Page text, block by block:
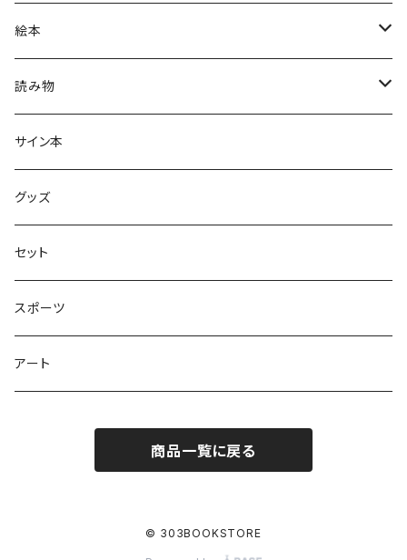
絵本
グラニフのえほん
大人の絵本
学びの絵本
読み物
ホントのコイズミさん
昭和偏愛シリーズ
熊川哲也アートノベル
社会について考える
サイン本
グッズ
セット
スポーツ
アート
商品一覧に戻る
© 303BOOKSTORE